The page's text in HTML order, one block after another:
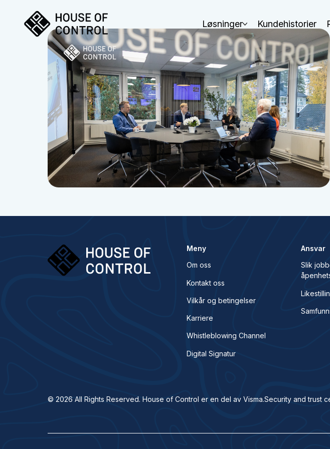
Løsninger Kundehistorier
Meny
Om oss
Kontakt oss
Vilkår og betingelser
Karriere
Whistleblowing Channel
Digital Signatur
Ansvar
Slik
© 2026 All Rights Reserved. House of Control er en del av Visma.Security and trust